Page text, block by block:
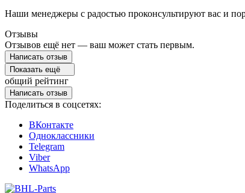
Наши менеджеры с радостью проконсультируют вас и
Отзывы
Отзывов ещё нет — ваш может стать первым.
Написать отзыв
Показать ещё
общий рейтинг
Написать отзыв
Поделиться в соцсетях:
ВКонтакте
Одноклассники
Telegram
Viber
WhatsApp